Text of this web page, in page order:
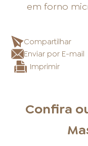
em forno
Compartilhar
Enviar por E-mail
Imprimir
Confira